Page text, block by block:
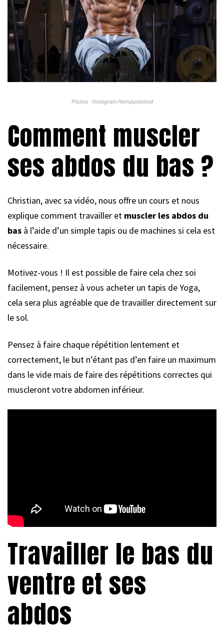
Photos : Instagram Hampusbotvid
Comment muscler
ses abdos du bas ?
Christian, avec sa vidéo, nous offre un cours et nous
explique comment travailler et muscler les abdos du
bas à l’aide d’un simple tapis ou de machines si cela est
nécessaire.
Motivez-vous ! Il est possible de faire cela chez soi
facilement, pensez à vous acheter un tapis de Yoga,
cela sera plus agréable que de travailler directement sur
le sol.
Pensez à faire chaque répétition lentement et
correctement, le but n’étant pas d’en faire un maximum
dans le vide mais de faire des répétitions correctes qui
muscleront votre abdomen inférieur.
Travailler le bas du
ventre et ses
abdos